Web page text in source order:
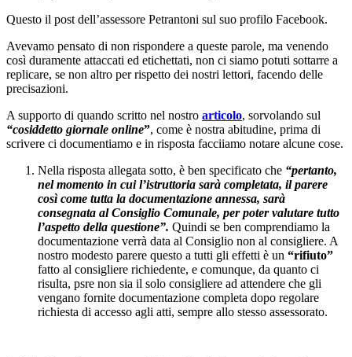
Questo il post dell’assessore Petrantoni sul suo profilo Facebook.
Avevamo pensato di non rispondere a queste parole, ma venendo
così duramente attaccati ed etichettati, non ci siamo potuti sottarre a
replicare, se non altro per rispetto dei nostri lettori, facendo delle
precisazioni.
A supporto di quando scritto nel nostro articolo, sorvolando sul
“cosiddetto giornale online”, come è nostra abitudine, prima di
scrivere ci documentiamo e in risposta facciiamo notare alcune cose.
Nella risposta allegata sotto, è ben specificato che “pertanto,
nel momento in cui l’istruttoria sarà completata, il parere
così come tutta la documentazione annessa, sarà
consegnata al Consiglio Comunale, per poter valutare tutto
l’aspetto della questione”. Quindi se ben comprendiamo la
documentazione verrà data al Consiglio non al consigliere. A
nostro modesto parere questo a tutti gli effetti è un “rifiuto”
fatto al consigliere richiedente, e comunque, da quanto ci
risulta, psre non sia il solo consigliere ad attendere che gli
vengano fornite documentazione completa dopo regolare
richiesta di accesso agli atti, sempre allo stesso assessorato.